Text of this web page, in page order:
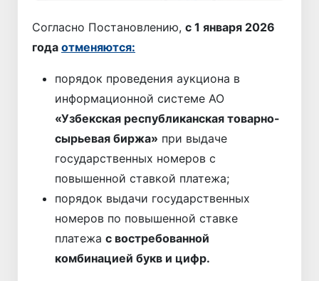
Согласно Постановлению, с 1 января 2026
года отменяются:
порядок проведения аукциона в
информационной системе АО
«Узбекская республиканская товарно-
сырьевая биржа» при выдаче
государственных номеров с
повышенной ставкой платежа;
порядок выдачи государственных
номеров по повышенной ставке
платежа с востребованной
комбинацией букв и цифр.